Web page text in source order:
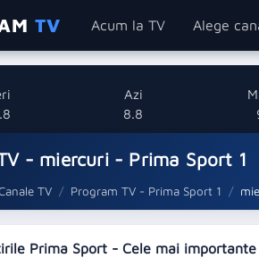
TV Acum la TV Alege
Azi
8.8
- miercuri - Prima Sport 1
TV Program TV - Prima Sport 1
Prima Sport - Cele mai